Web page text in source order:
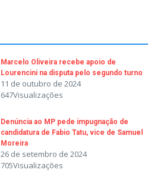
Marcelo Oliveira recebe apoio de
Lourencini na disputa pelo segundo turno
11 de outubro de 2024
647Visualizações
Denúncia ao MP pede impugnação de
candidatura de Fabio Tatu, vice de Samuel
Moreira
26 de setembro de 2024
705Visualizações